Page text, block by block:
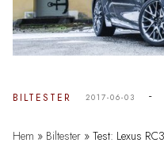
BILTESTER 2017-06-03 -
Hem » Biltester » Test: Lexus